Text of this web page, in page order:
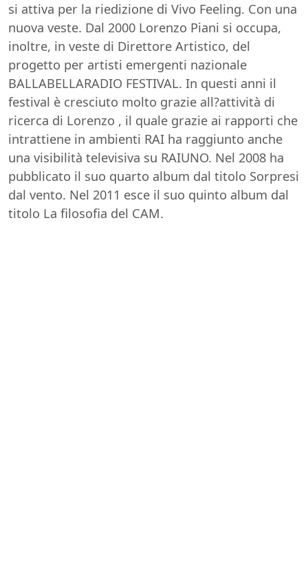
si attiva per la riedizione di Vivo Feeling. Con una
nuova veste. Dal 2000 Lorenzo Piani si occupa,
inoltre, in veste di Direttore Artistico, del
progetto per artisti emergenti nazionale
BALLABELLARADIO FESTIVAL. In questi anni il
festival è cresciuto molto grazie all?attività di
ricerca di Lorenzo , il quale grazie ai rapporti che
intrattiene in ambienti RAI ha raggiunto anche
una visibilità televisiva su RAIUNO. Nel 2008 ha
pubblicato il suo quarto album dal titolo Sorpresi
dal vento. Nel 2011 esce il suo quinto album dal
titolo La filosofia del CAM.